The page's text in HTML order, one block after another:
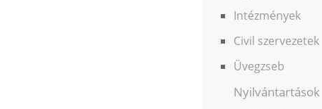
Intézmények
Civil szervezetek
Üvegzseb
Nyilvántartások